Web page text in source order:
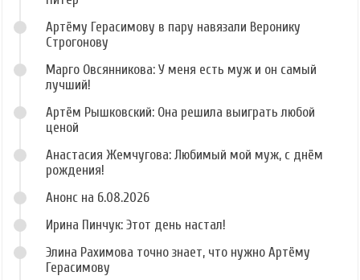
Артёму Герасимову в пару навязали Веронику
Строгонову
Марго Овсянникова: У меня есть муж и он самый
лучший!
Артём Рышковский: Она решила выиграть любой
ценой
Анастасия Жемчугова: Любимый мой муж, с днём
рождения!
Анонс на 6.08.2026
Ирина Пинчук: Этот день настал!
Элина Рахимова точно знает, что нужно Артёму
Герасимову